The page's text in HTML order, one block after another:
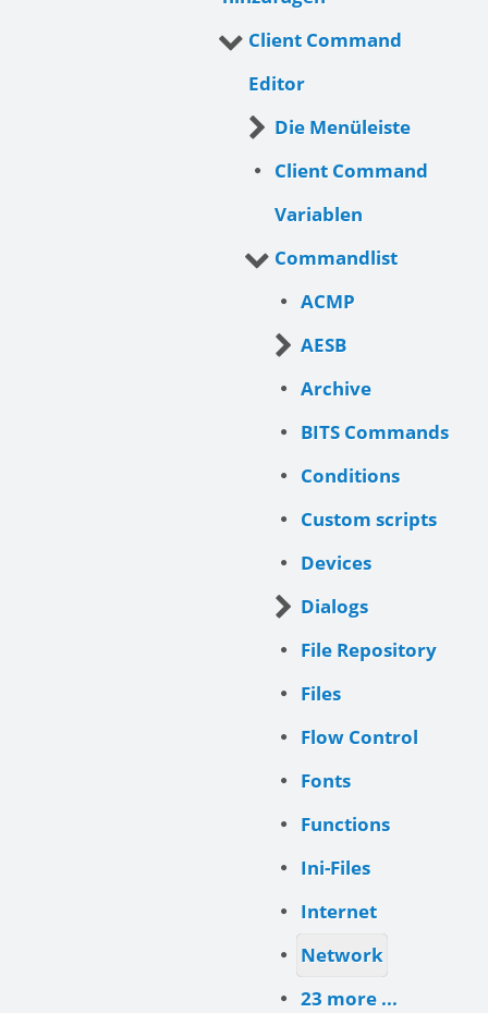
Client Command
Editor
Die Menüleiste
Client Command
Variablen
Commandlist
ACMP
AESB
Archive
BITS Commands
Conditions
Custom scripts
Devices
Dialogs
File Repository
Files
Flow Control
Fonts
Functions
Ini-Files
Internet
Network
23 more ...